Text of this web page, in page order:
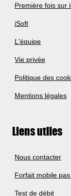
Première fois sur
iSoft
L'équipe
Vie privée
Politique des
Mentions légales
Liens utiles
Nous contacter
Forfait mobile
Test de débit